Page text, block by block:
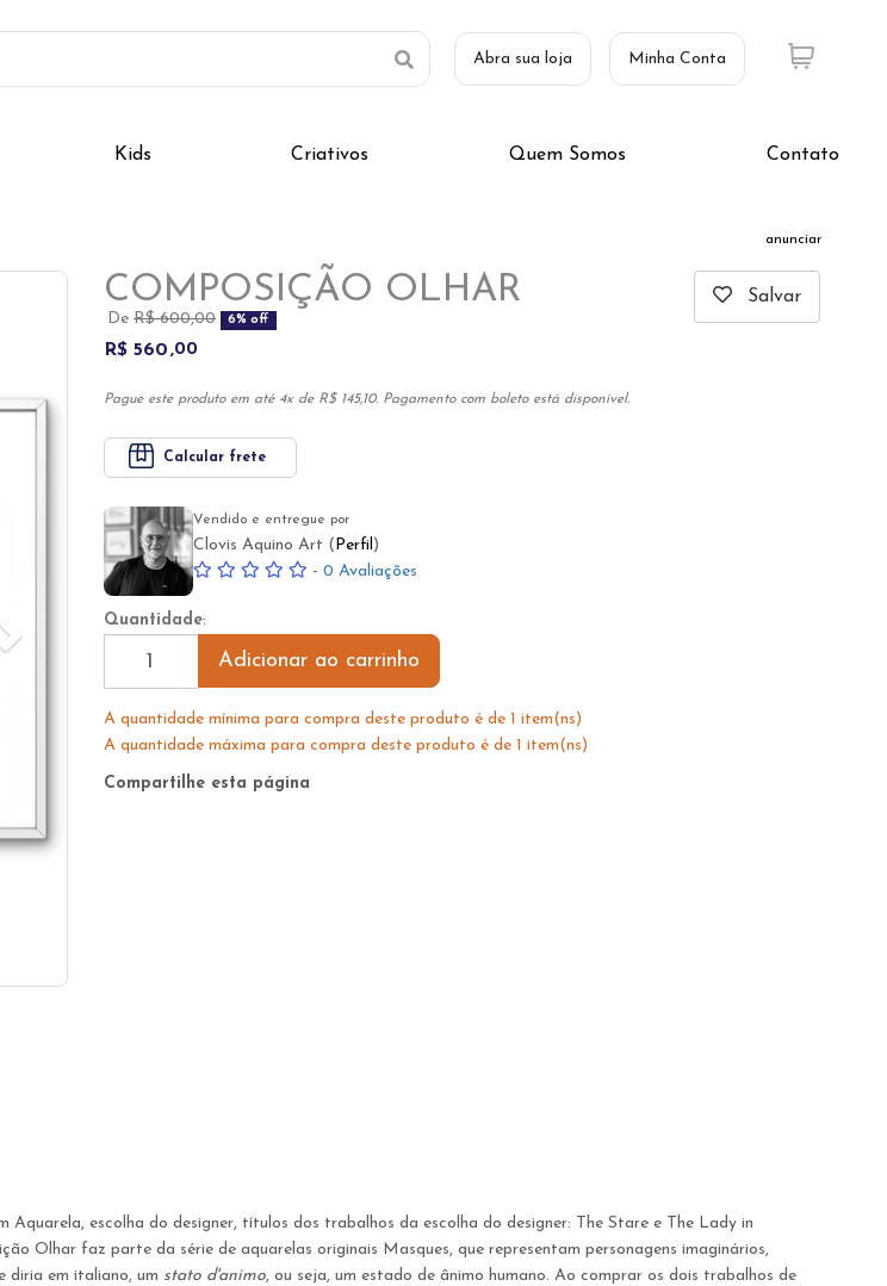
Abra sua loja Minha Conta
Kids Criativos Quem Somos Contato
anunciar
Next
Salvar
COMPOSIÇÃO OLHAR
De R$ 600,00 6% off
R$ 560 00
Pague este produto em até 4x de R$ 145,10. Pagamento com boleto está disponível.
Calcular frete
Vendido e entregue por
Clovis Aquino Art (Perfil)
-0 Avaliações
Quantidade:
Adicionar ao carrinho
A quantidade mínima para compra deste produto é de 1 item(ns)
A quantidade máxima para compra deste produto é de 1 item(ns)
Compartilhe esta página
escolha do designer, títulos dos trabalhos da escolha do designer: The Stare e The Lady in
Olhar faz parte da série de aquarelas originais Masques, que representam personagens imaginários,
diria em italiano, um stato d'animo, ou seja, um estado de ânimo humano. Ao comprar os dois trabalhos de